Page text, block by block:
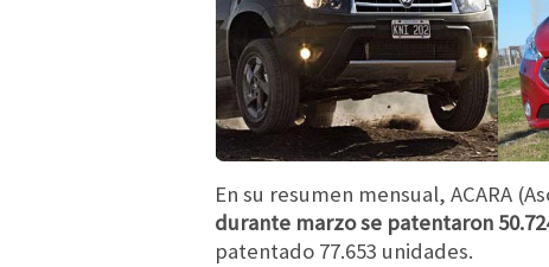
En su resumen mensual, ACARA
durante marzo se patentaron
patentado 77.653 unidades.